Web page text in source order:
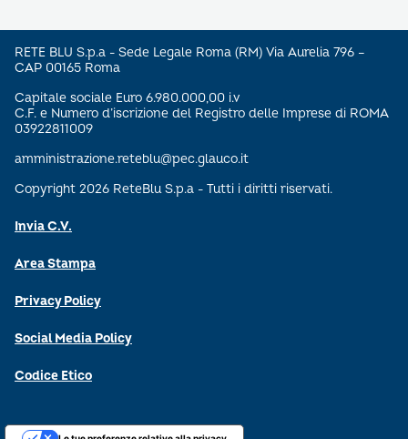
RETE BLU S.p.a - Sede Legale Roma (RM) Via Aurelia 796 –
CAP 00165 Roma
Capitale sociale Euro 6.980.000,00 i.v
C.F. e Numero d’iscrizione del Registro delle Imprese di ROMA
03922811009
amministrazione.reteblu@pec.glauco.it
Copyright 2026 ReteBlu S.p.a - Tutti i diritti riservati.
Invia C.V.
Area Stampa
Privacy Policy
Social Media Policy
Codice Etico